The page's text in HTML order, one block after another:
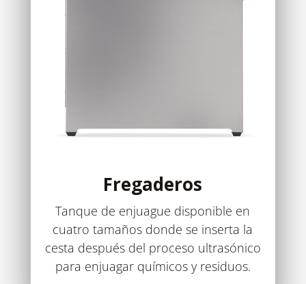
Fregaderos
Tanque de enjuague disponible en
cuatro tamaños donde se inserta la
cesta después del proceso ultrasónico
para enjuagar químicos y residuos.